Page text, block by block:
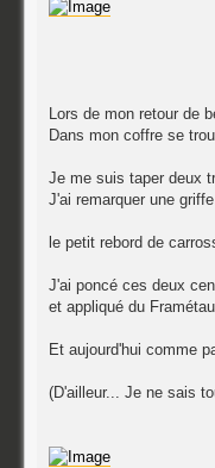
Lors de mon retour de
Dans mon coffre se
Je me suis taper deux
J'ai remarquer une
le petit rebord de
J'ai poncé ces deux
et appliqué du
Et aujourd'hui comme
(D'ailleur... Je ne sais